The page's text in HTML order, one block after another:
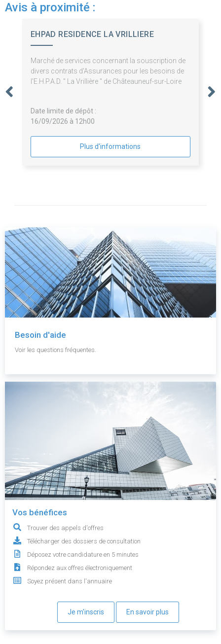
Avis à proximité :
EHPAD RESIDENCE LA VRILLIERE
Marché de services concernant la souscription de
divers contrats d'Assurances pour les besoins de
l'E.H.P.A.D. " La Vrillière " de Châteauneuf-sur-Loire
Date limite de dépôt :
16/09/2026 à 12h00
Plus d'informations
Besoin d'aide
Voir les questions fréquentes.
Vos bénéfices
Trouver des appels d'offres
Télécharger des dossiers de consultation
Déposez votre candidature en 5 minutes
Répondez aux offres électroniquement
Soyez présent dans l'annuaire
Je m'inscris En savoir plus